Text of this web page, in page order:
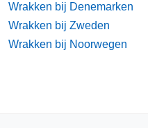
Wrakken bij Denemarken
Wrakken bij Zweden
Wrakken bij Noorwegen